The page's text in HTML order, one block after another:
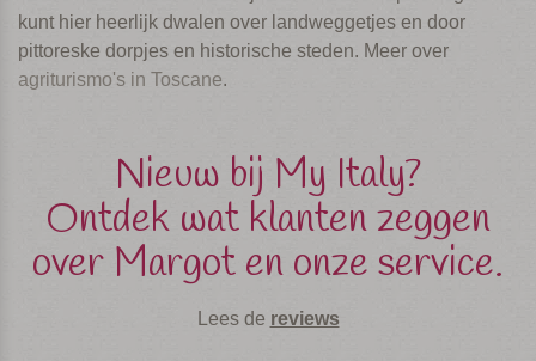
kunt hier heerlijk dwalen over landweggetjes en door
pittoreske dorpjes en historische steden. Meer over
agriturismo's in Toscane.
Nieuw bij My Italy?
Ontdek wat klanten zeggen
over Margot en onze service.
Lees de reviews